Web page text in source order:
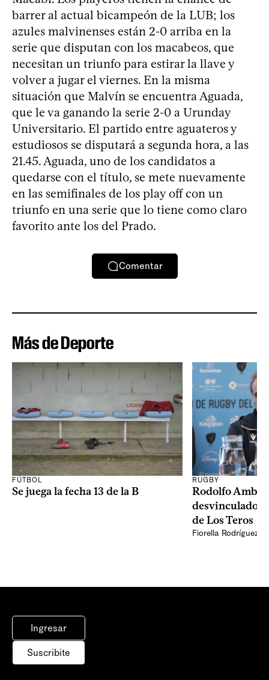
barrer al actual bicampeón de la LUB; los
azules malvinenses están 2-0 arriba en la
serie que disputan con los macabeos, que
necesitan un triunfo para estirar la llave y
volver a jugar el viernes. En la misma
situación que Malvín se encuentra Aguada,
que le va ganando la serie 2-0 a Urunday
Universitario. El partido entre aguateros y
estudiosos se disputará a segunda hora, a las
21.45. Aguada, uno de los candidatos a
quedarse con el título, se mete nuevamente
en las semifinales de los play off con un
triunfo en una serie que lo tiene como claro
favorito ante los del Prado.
Comentar
Más de Deporte
FÚTBOL
Se juega la fecha 13 de la B
RUGBY
Rodolfo
desvinculado
de Los Teros
Fiorella Rodríguez
Ingresar
Suscribite